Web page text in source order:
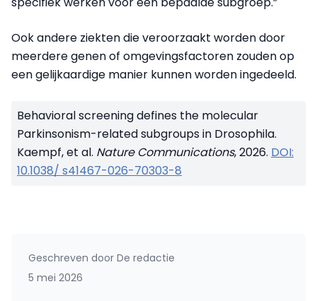
Ook andere ziekten die veroorzaakt worden door
meerdere genen of omgevingsfactoren zouden op
een gelijkaardige manier kunnen worden ingedeeld.
Behavioral screening defines the molecular
Parkinsonism-related subgroups in Drosophila.
Kaempf, et al. Nature Communications, 2026. DOI:
10.1038/ s41467-026-70303-8
Geschreven door De redactie
5 mei 2026